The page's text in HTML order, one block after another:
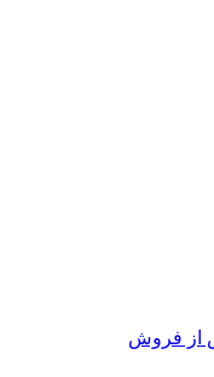
از فروش